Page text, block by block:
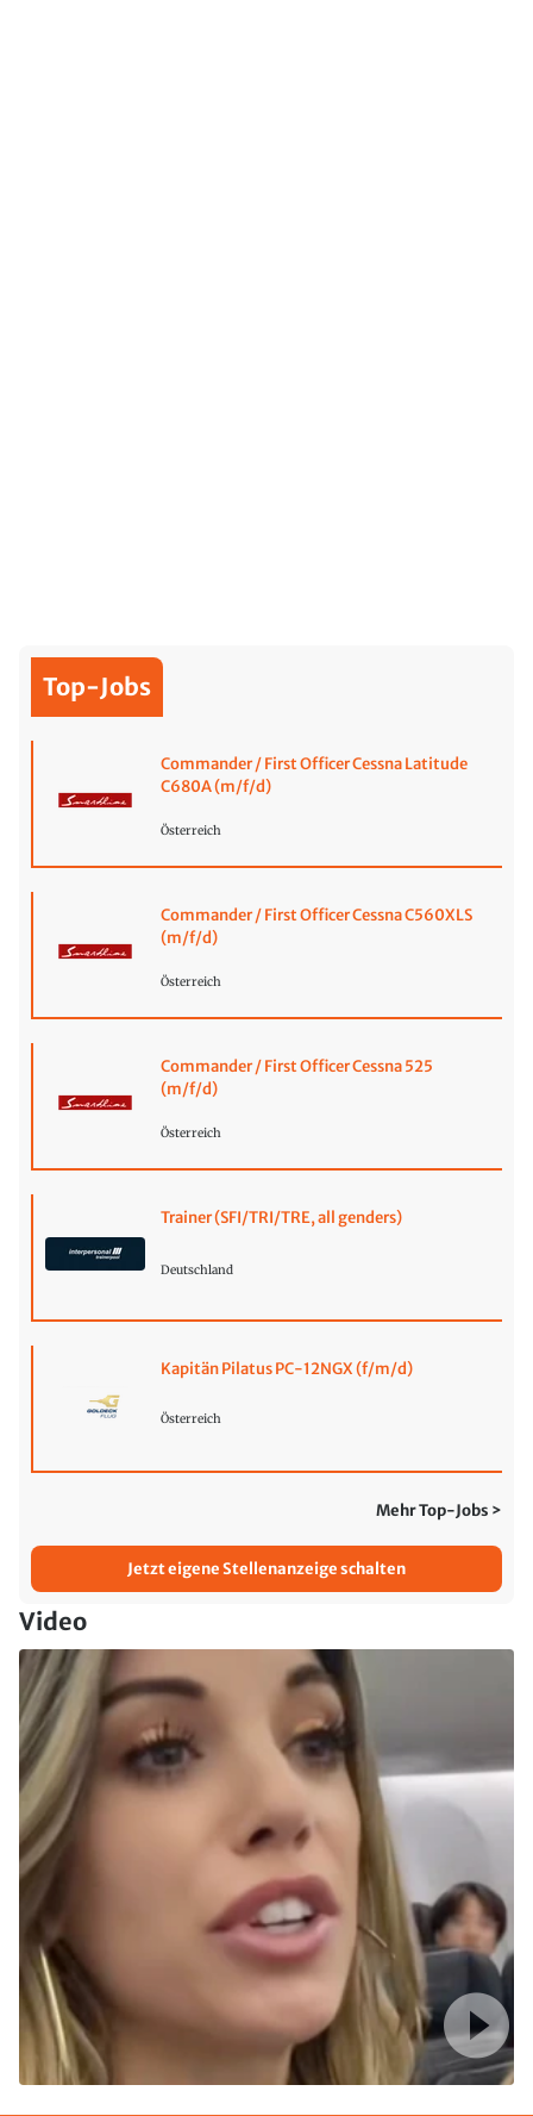
Top-Jobs
Commander / First Officer Cessna Latitude
C680A (m/f/d)
Österreich
Commander / First Officer Cessna C560XLS
(m/f/d)
Österreich
Commander / First Officer Cessna 525
(m/f/d)
Österreich
Trainer (SFI/TRI/TRE, all genders)
Deutschland
Kapitän Pilatus PC-12NGX (f/m/d)
Österreich
Mehr Top-Jobs >
Jetzt eigene Stellenanzeige schalten
Video